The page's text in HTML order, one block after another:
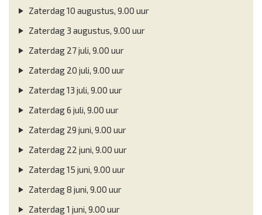
Zaterdag 10 augustus, 9.00 uur
Zaterdag 3 augustus, 9.00 uur
Zaterdag 27 juli, 9.00 uur
Zaterdag 20 juli, 9.00 uur
Zaterdag 13 juli, 9.00 uur
Zaterdag 6 juli, 9.00 uur
Zaterdag 29 juni, 9.00 uur
Zaterdag 22 juni, 9.00 uur
Zaterdag 15 juni, 9.00 uur
Zaterdag 8 juni, 9.00 uur
Zaterdag 1 juni, 9.00 uur